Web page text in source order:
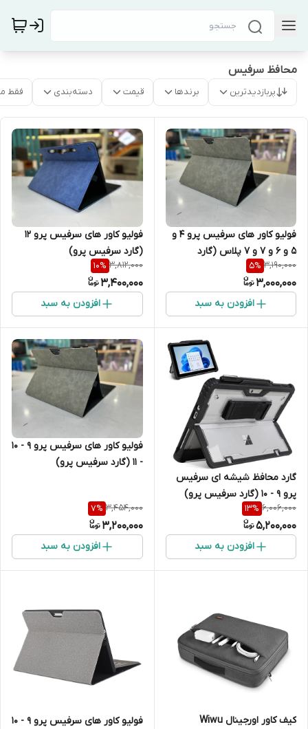
محافظ سرفیس
پربازدیدترین برندها قیمت دسته‌بندی فقط
فولیو کاور های سرفیس پرو 4 و
5 و 6 و 7 و 7 پلاس (گارد
سرفیس پرو)
3,190,000
5%
3,000,000
افزودن به سبد
فولیو کاور های سرفیس پرو 12
(گارد سرفیس پرو)
3,812,000
10%
3,400,000
افزودن به سبد
گارد محافظ شیشه ای سرفیس
پرو 9 - 10 (گارد سرفیس پرو)
6,006,000
13%
5,200,000
افزودن به سبد
فولیو کاور های سرفیس پرو 9 - 10
- 11 (گارد سرفیس پرو)
3,454,000
7%
3,200,000
افزودن به سبد
کیف کاور اورجینال Wiwu
فولیو کاور های سرفیس پرو 9 - 10